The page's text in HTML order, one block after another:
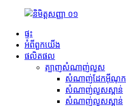
ផ្ទះ
អំពីពួកយើង
ផលិតផល
ត្បាញសំណាញ់លួស
សំណាញ់ដែកអ៊ីណុក
សំណាញ់លួសស្ពាន់
សំណាញ់លួសស្ពាន់